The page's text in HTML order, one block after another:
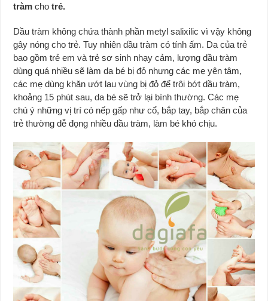
tràm chotrẻ.
Dầu tràm không chứa thành phần metyl salixilic vì vậy không
gây nóng cho trẻ. Tuy nhiên dầu tràm có tính ấm. Da của trẻ
bao gồm trẻ em và trẻ sơ sinh nhạy cảm, lượng dầu tràm
dùng quá nhiều sẽ làm da bé bị đỏ nhưng các mẹ yên tâm,
các mẹ dùng khăn ướt lau vùng bị đỏ để trôi bớt dầu tràm,
khoảng 15 phút sau, da bé sẽ trở lại bình thường. Các mẹ
chú ý những vị trí có nếp gấp như cổ, bắp tay, bắp chân của
trẻ thường dễ đọng nhiều dầu tràm, làm bé khó chịu.